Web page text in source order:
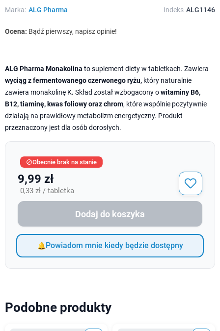
Marka: ALG Pharma Indeks ALG1146
Ocena: Bądź pierwszy, napisz opinie!
ALG Pharma Monakolina to suplement diety w tabletkach. Zawiera
wyciąg z fermentowanego czerwonego ryżu, który naturalnie
zawiera monakolinę K. Skład został wzbogacony owitaminy B6,
B12, tiaminę, kwas foliowy oraz chrom, które wspólnie pozytywnie
działają na prawidłowy metabolizm energetyczny. Produkt
przeznaczony jest dla osób dorosłych.
Obecnie brak na stanie
9,99 zł
0,33 zł / tabletka
Dodaj do koszyka
Powiadom mnie kiedy będzie dostępny
Podobne produkty